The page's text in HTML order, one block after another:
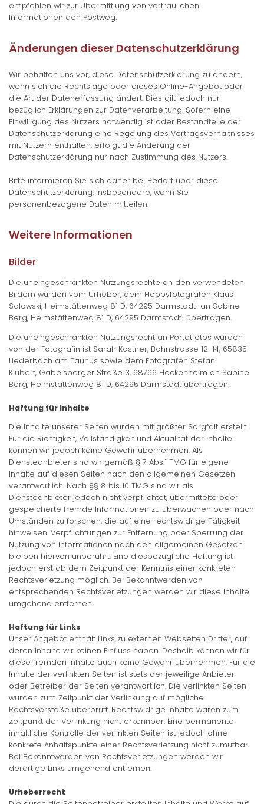
empfehlen wir zur Übermittlung von vertraulichen
Informationen den Postweg.
Änderungen dieser Datenschutzerklärung
Wir behalten uns vor, diese Datenschutzerklärung zu ändern,
wenn sich die Rechtslage oder dieses Online-Angebot oder
die Art der Datenerfassung ändert. Dies gilt jedoch nur
bezüglich Erklärungen zur Datenverarbeitung. Sofern eine
Einwilligung des Nutzers notwendig ist oder Bestandteile der
Datenschutzerklärung eine Regelung des Vertragsverhältnisses
mit Nutzern enthalten, erfolgt die Änderung der
Datenschutzerklärung nur nach Zustimmung des Nutzers.
Bitte informieren Sie sich daher bei Bedarf über diese
Datenschutzerklärung, insbesondere, wenn Sie
personenbezogene Daten mitteilen.
Weitere Informationen
Bilder
Die uneingeschränkten Nutzungsrechte an den verwendeten
Bildern wurden vom Urheber, dem Hobbyfotografen Klaus
Salowski, Heimstättenweg 81 D, 64295 Darmstadt an Sabine
Berg, Heimstättenweg 81 D, 64295 Darmstadt übertragen.
Die uneingeschränkten Nutzungsrecht an Portätfotos wurden
von der Fotografin ist Sarah Kastner, Bahnstrasse 12-14, 65835
Liederbach am Taunus sowie dem Fotografen Stefan
Klübert, Gabelsberger Straße 3, 68766 Hockenheim an Sabine
Berg, Heimstättenweg 81 D, 64295 Darmstadt übertragen.
Haftung für Inhalte
Die Inhalte unserer Seiten wurden mit größter Sorgfalt erstellt.
Für die Richtigkeit, Vollständigkeit und Aktualität der Inhalte
können wir jedoch keine Gewähr übernehmen. Als
Diensteanbieter sind wir gemäß § 7 Abs.1 TMG für eigene
Inhalte auf diesen Seiten nach den allgemeinen Gesetzen
verantwortlich. Nach §§ 8 bis 10 TMG sind wir als
Diensteanbieter jedoch nicht verpflichtet, übermittelte oder
gespeicherte fremde Informationen zu überwachen oder nach
Umständen zu forschen, die auf eine rechtswidrige Tätigkeit
hinweisen. Verpflichtungen zur Entfernung oder Sperrung der
Nutzung von Informationen nach den allgemeinen Gesetzen
bleiben hiervon unberührt. Eine diesbezügliche Haftung ist
jedoch erst ab dem Zeitpunkt der Kenntnis einer konkreten
Rechtsverletzung möglich. Bei Bekanntwerden von
entsprechenden Rechtsverletzungen werden wir diese Inhalte
umgehend entfernen.
Haftung für Links
Unser Angebot enthält Links zu externen Webseiten Dritter, auf
deren Inhalte wir keinen Einfluss haben. Deshalb können wir für
diese fremden Inhalte auch keine Gewähr übernehmen. Für die
Inhalte der verlinkten Seiten ist stets der jeweilige Anbieter
oder Betreiber der Seiten verantwortlich. Die verlinkten Seiten
wurden zum Zeitpunkt der Verlinkung auf mögliche
Rechtsverstöße überprüft. Rechtswidrige Inhalte waren zum
Zeitpunkt der Verlinkung nicht erkennbar. Eine permanente
inhaltliche Kontrolle der verlinkten Seiten ist jedoch ohne
konkrete Anhaltspunkte einer Rechtsverletzung nicht zumutbar.
Bei Bekanntwerden von Rechtsverletzungen werden wir
derartige Links umgehend entfernen.
Urheberrecht